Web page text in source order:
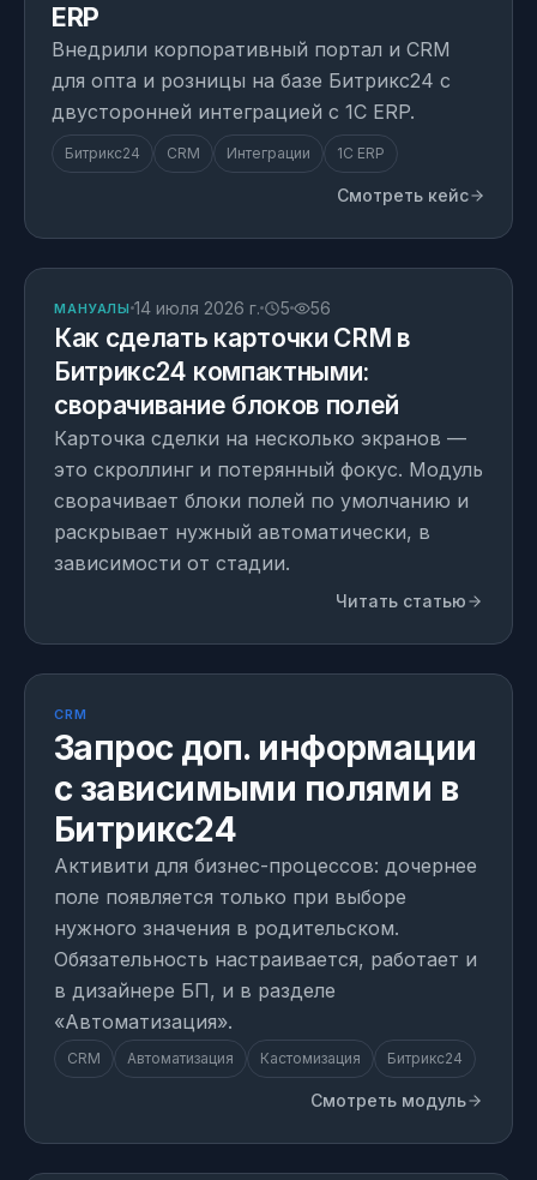
ERP
Внедрили корпоративный портал и CRM
для опта и розницы на базе Битрикс24 с
двусторонней интеграцией с 1С ERP.
Битрикс24 CRM Интеграции 1С ERP
Смотреть кейс
МАНУАЛЫ 14 июля 2026 г. 5 56
Как сделать карточки CRM в
Битрикс24 компактными:
сворачивание блоков полей
Карточка сделки на несколько экранов —
это скроллинг и потерянный фокус. Модуль
сворачивает блоки полей по умолчанию и
раскрывает нужный автоматически, в
зависимости от стадии.
Читать статью
CRM
Запрос доп. информации
с зависимыми полями в
Битрикс24
Активити для бизнес-процессов: дочернее
поле появляется только при выборе
нужного значения в родительском.
Обязательность настраивается, работает и
в дизайнере БП, и в разделе
«Автоматизация».
CRM Автоматизация Кастомизация Битрикс24
Смотреть модуль